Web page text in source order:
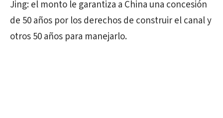
Jing: el monto le garantiza a China una concesión
de 50 años por los derechos de construir el canal y
otros 50 años para manejarlo.